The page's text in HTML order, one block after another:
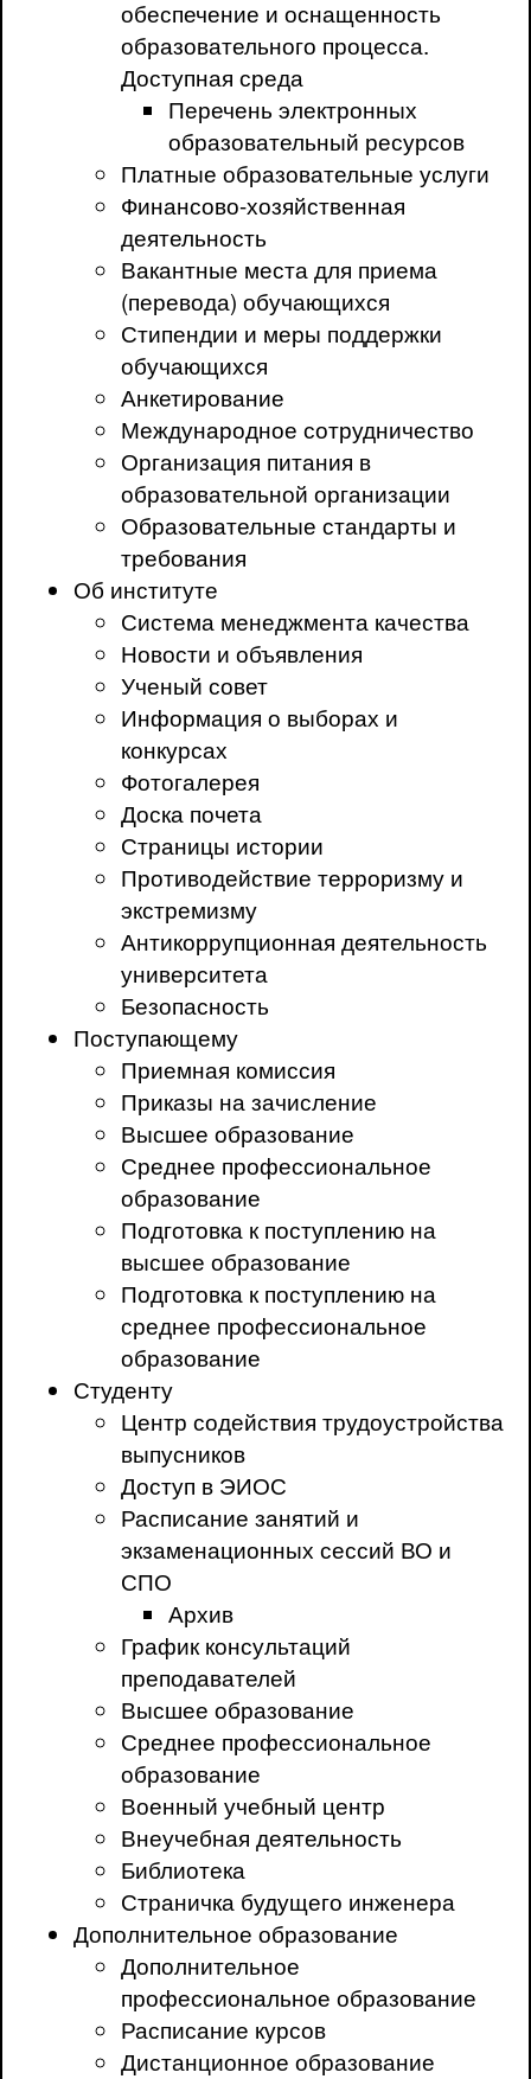
обеспечение и оснащенность
образовательного процесса.
Доступная среда
Перечень электронных
образовательный ресурсов
Платные образовательные услуги
Финансово-хозяйственная
деятельность
Вакантные места для приема
(перевода) обучающихся
Стипендии и меры поддержки
обучающихся
Анкетирование
Международное сотрудничество
Организация питания в
образовательной организации
Образовательные стандарты и
требования
Об институте
Система менеджмента качества
Новости и объявления
Ученый совет
Информация о выборах и
конкурсах
Фотогалерея
Доска почета
Страницы истории
Противодействие терроризму и
экстремизму
Антикоррупционная деятельность
университета
Безопасность
Поступающему
Приемная комиссия
Приказы на зачисление
Высшее образование
Среднее профессиональное
образование
Подготовка к поступлению на
высшее образование
Подготовка к поступлению на
среднее профессиональное
образование
Студенту
Центр содействия трудоустройства
выпусников
Доступ в ЭИОС
Расписание занятий и
экзаменационных сессий ВО и
СПО
Архив
График консультаций
преподавателей
Высшее образование
Среднее профессиональное
образование
Военный учебный центр
Внеучебная деятельность
Библиотека
Страничка будущего инженера
Дополнительное образование
Дополнительное
профессиональное образование
Расписание курсов
Дистанционное образование